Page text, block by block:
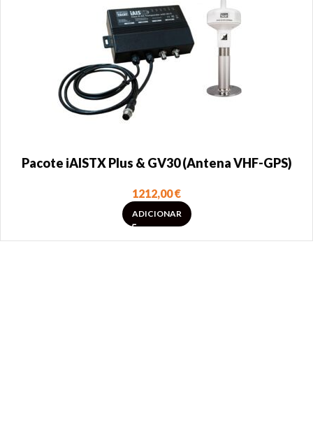
Pacote iAISTX Plus & GV30 (Antena VHF-GPS)
1212,00€
ADICIONAR